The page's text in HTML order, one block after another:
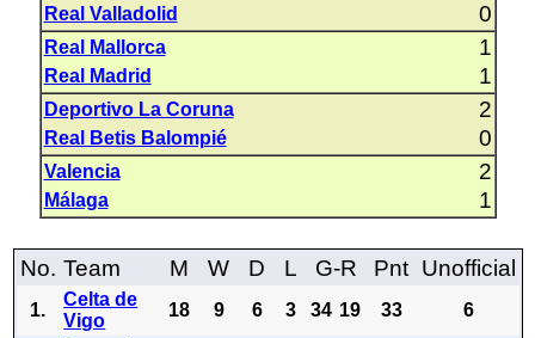
Real Valladolid 0
Real Mallorca 1
Real Madrid 1
Deportivo La Coruna 2
Real Betis Balompié 0
Valencia 2
Málaga 1
No. Team M W D L G-R Pnt Unofficial
1.
Celta de
Vigo
18 9 6 3 34 19 33 6